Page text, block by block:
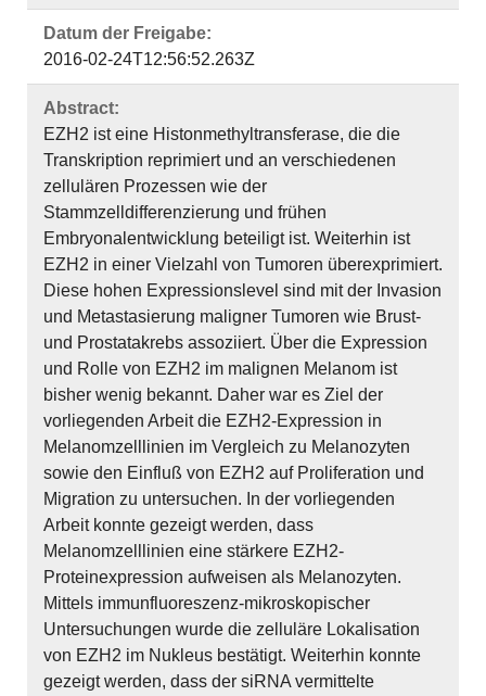
Datum der Freigabe:
2016-02-24T12:56:52.263Z
Abstract:
EZH2 ist eine Histonmethyltransferase, die die
Transkription reprimiert und an verschiedenen
zellulären Prozessen wie der
Stammzelldifferenzierung und frühen
Embryonalentwicklung beteiligt ist. Weiterhin ist
EZH2 in einer Vielzahl von Tumoren überexprimiert.
Diese hohen Expressionslevel sind mit der Invasion
und Metastasierung maligner Tumoren wie Brust-
und Prostatakrebs assoziiert. Über die Expression
und Rolle von EZH2 im malignen Melanom ist
bisher wenig bekannt. Daher war es Ziel der
vorliegenden Arbeit die EZH2-Expression in
Melanomzelllinien im Vergleich zu Melanozyten
sowie den Einfluß von EZH2 auf Proliferation und
Migration zu untersuchen. In der vorliegenden
Arbeit konnte gezeigt werden, dass
Melanomzelllinien eine stärkere EZH2-
Proteinexpression aufweisen als Melanozyten.
Mittels immunfluoreszenz-mikroskopischer
Untersuchungen wurde die zelluläre Lokalisation
von EZH2 im Nukleus bestätigt. Weiterhin konnte
gezeigt werden, dass der siRNA vermittelte